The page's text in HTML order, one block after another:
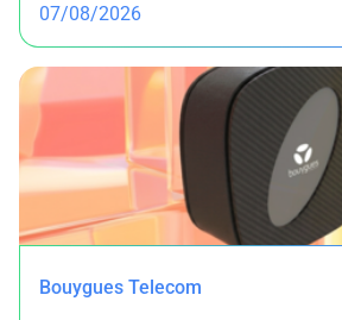
07/08/2026
Bouygues Telecom